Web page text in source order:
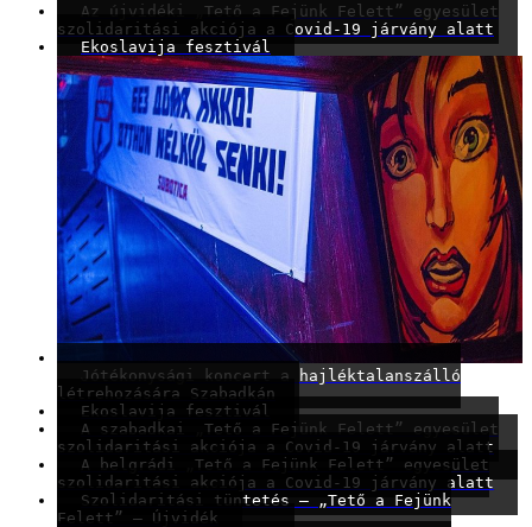
Az újvidéki „Tető a Fejünk Felett” egyesület
szolidaritási akciója a Covid-19 járvány alatt
Ekoslavija fesztivál
Jótékonysági koncert a hajléktalanszálló
létrehozására Szabadkán
Ekoslavija fesztivál
A szabadkai „Tető a Fejünk Felett” egyesület
szolidaritási akciója a Covid-19 járvány alatt
A belgrádi „Tető a Fejünk Felett” egyesület
szolidaritási akciója a Covid-19 járvány alatt
Szolidaritási tüntetés – „Tető a Fejünk
Felett” – Újvidék